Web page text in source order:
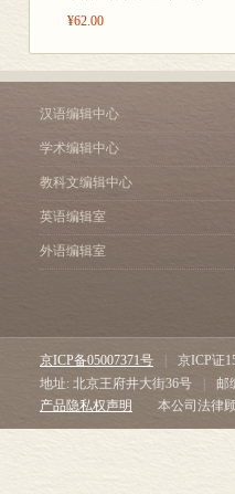
¥62.00
汉语编辑中心
学术编辑中心
教科文编辑中心
英语编辑室
外语编辑室
京ICP备05007371号 京ICP证
地址: 北京王府井大街36号
邮
产品隐私权声明
本公司法律